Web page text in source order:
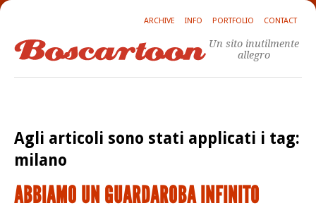
ARCHIVE INFO PORTFOLIO CONTACT
Un sito inutilmente
allegro
Agli articoli sono stati applicati i tag:
milano
ABBIAMO UN GUARDAROBA INFINITO